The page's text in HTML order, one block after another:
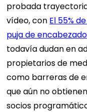
probada
vídeo, con El 55%
puja de encabezado
todavía dudan en
propietarios de
como barreras de
que aún no
socios